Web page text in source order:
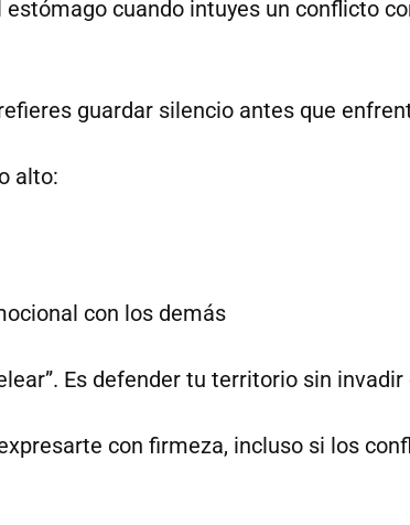
cuando intuyes un conflicto
guardar silencio antes que
alto:
con los demás
Es defender tu territorio sin invadir
con firmeza, incluso si los